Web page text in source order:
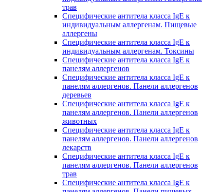
трав
Специфические антитела класса IgE к
индивидуальным аллергенам. Пищевые
аллергены
Специфические антитела класса IgE к
индивидуальным аллергенам. Токсины
Специфические антитела класса IgE к
панелям аллергенов
Специфические антитела класса IgE к
панелям аллергенов. Панели аллергенов
деревьев
Специфические антитела класса IgE к
панелям аллергенов. Панели аллергенов
животных
Специфические антитела класса IgE к
панелям аллергенов. Панели аллергенов
лекарств
Специфические антитела класса IgE к
панелям аллергенов. Панели аллергенов
трав
Специфические антитела класса IgE к